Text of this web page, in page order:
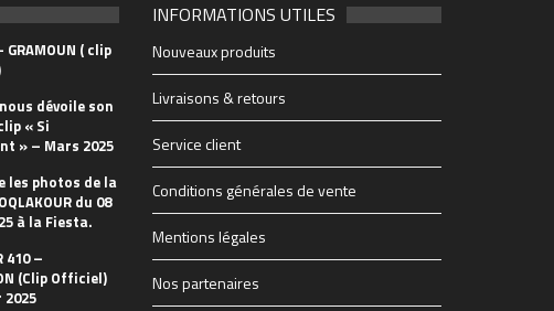
GRAMOUN ( clip
nous dévoile son
« Si
» – Mars 2025
les photos de la
du 08
à la Fiesta.
410 –
(Clip Officiel)
INFORMATIONS UTILES
Nouveaux produits
Livraisons & retours
Service client
Conditions générales de vente
Mentions légales
Nos partenaires